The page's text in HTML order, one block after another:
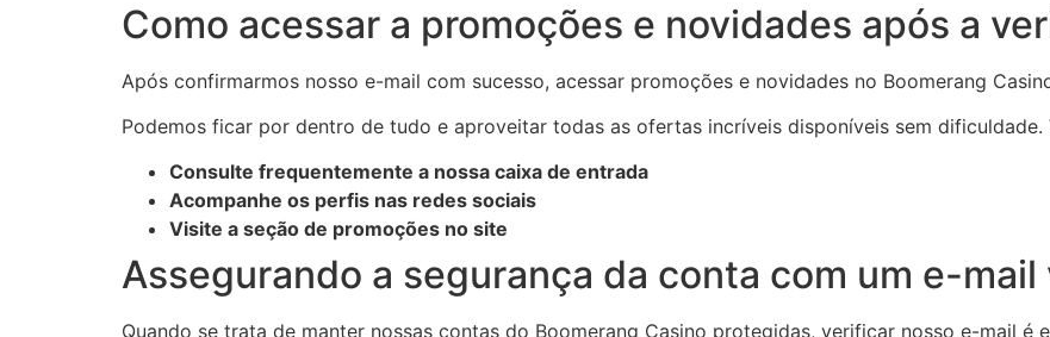
Como acessar a promoções e novidades após a
Após confirmarmos nosso e-mail com sucesso, acessar promoções e novidades no Boomerang
Podemos ficar por dentro de tudo e aproveitar todas as ofertas incríveis disponíveis sem dificuldade.
Consulte frequentemente a nossa caixa de entrada
Acompanhe os perfis nas redes sociais
Visite a seção de promoções no site
Assegurando a segurança da conta com um e-
Quando se trata de manter nossas contas do Boomerang Casino protegidas, verificar nosso e-mail é